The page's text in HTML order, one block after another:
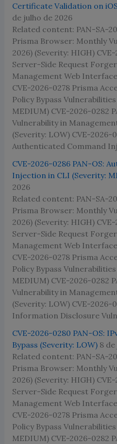
Certificate Validation on
de julho de 2026
Related content: PAN-SA-
Prisma Browser: Monthly
2026) (Severity: HIGH)
Server-Side Request
Management Web
CVE-2026-0278 Prisma
Policy Bypass
MEDIUM) CVE-2026-0282
Vulnerability in
(Severity: LOW) CVE-2026-
Authenticated Command
CVE-2026-0286 PAN-OS:
Injection in CLI (Severity:
2026
Related content: PAN-SA-
Prisma Browser: Monthly
2026) (Severity: HIGH)
Server-Side Request
Management Web
CVE-2026-0278 Prisma
Policy Bypass
MEDIUM) CVE-2026-0282
Vulnerability in
(Severity: LOW) CVE-2026-
Information Disclosure
CVE-2026-0280 PAN-OS:
Bypass (Severity: LOW) 8
Related content: PAN-SA-
Prisma Browser: Monthly
2026) (Severity: HIGH)
Server-Side Request
Management Web
CVE-2026-0278 Prisma
Policy Bypass
MEDIUM) CVE-2026-0282